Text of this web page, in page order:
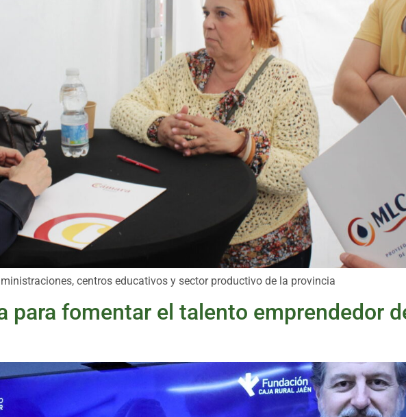
centros educativos y sector productivo de la provincia
para fomentar el talento emprendedor